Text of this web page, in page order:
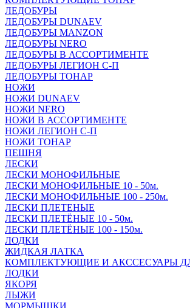
ЛЕДОБУРЫ
ЛЕДОБУРЫ DUNAEV
ЛЕДОБУРЫ MANZON
ЛЕДОБУРЫ NERO
ЛЕДОБУРЫ В АССОРТИМЕНТЕ
ЛЕДОБУРЫ ЛЕГИОН С-П
ЛЕДОБУРЫ ТОНАР
НОЖИ
НОЖИ DUNAEV
НОЖИ NERO
НОЖИ В АССОРТИМЕНТЕ
НОЖИ ЛЕГИОН С-П
НОЖИ ТОНАР
ПЕШНЯ
ЛЕСКИ
ЛЕСКИ МОНОФИЛЬНЫЕ
ЛЕСКИ МОНОФИЛЬНЫЕ 10 - 50м.
ЛЕСКИ МОНОФИЛЬНЫЕ 100 - 250м.
ЛЕСКИ ПЛЕТЕНЫЕ
ЛЕСКИ ПЛЕТЁНЫЕ 10 - 50м.
ЛЕСКИ ПЛЕТЁНЫЕ 100 - 150м.
ЛОДКИ
ЖИДКАЯ ЛАТКА
КОМПЛЕКТУЮЩИЕ И АКССЕСУАРЫ
ЛОДКИ
ЯКОРЯ
ЛЫЖИ
МОРМЫШКИ